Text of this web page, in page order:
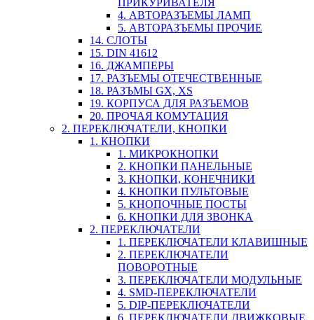
ПРИКУРИВАТЕЛЯ
4. АВТОРАЗЪЕМЫ ЛАМП
5. АВТОРАЗЪЕМЫ ПРОЧИЕ
14. СЛОТЫ
15. DIN 41612
16. ДЖАМПЕРЫ
17. РАЗЪЕМЫ ОТЕЧЕСТВЕННЫЕ
18. РАЗЪМЫ GX, XS
19. КОРПУСА ДЛЯ РАЗЪЕМОВ
20. ПРОЧАЯ КОМУТАЦИЯ
2. ПЕРЕКЛЮЧАТЕЛИ, КНОПКИ
1. КНОПКИ
1. МИКРОКНОПКИ
2. КНОПКИ ПАНЕЛЬНЫЕ
3. КНОПКИ, КОНЕЧНИКИ
4. КНОПКИ ПУЛЬТОВЫЕ
5. КНОПОЧНЫЕ ПОСТЫ
6. КНОПКИ ДЛЯ ЗВОНКА
2. ПЕРЕКЛЮЧАТЕЛИ
1. ПЕРЕКЛЮЧАТЕЛИ КЛАВИШНЫЕ
2. ПЕРЕКЛЮЧАТЕЛИ
ПОВОРОТНЫЕ
3. ПЕРЕКЛЮЧАТЕЛИ МОДУЛЬНЫЕ
4. SMD-ПЕРЕКЛЮЧАТЕЛИ
5. DIP-ПЕРЕКЛЮЧАТЕЛИ
6. ПЕРЕКЛЮЧАТЕЛИ ДВИЖКОВЫЕ